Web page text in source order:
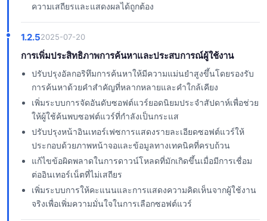
ความเสถียรและแสดงผลได้ถูกต้อง
1.2.52025-07-20
การเพิ่มประสิทธิภาพการค้นหาและประสบการณ์ผู้ใช้งาน
ปรับปรุงอัลกอริทึมการค้นหาให้มีความแม่นยำสูงขึ้นโดยรองรับ
การค้นหาด้วยคำสำคัญที่หลากหลายและคำใกล้เคียง
เพิ่มระบบการจัดอันดับซอฟต์แวร์ยอดนิยมประจำสัปดาห์เพื่อช่วย
ให้ผู้ใช้ค้นพบซอฟต์แวร์ที่กำลังเป็นกระแส
ปรับปรุงหน้าอินเทอร์เฟซการแสดงรายละเอียดซอฟต์แวร์ให้
ประกอบด้วยภาพหน้าจอและข้อมูลทางเทคนิคที่ครบถ้วน
แก้ไขข้อผิดพลาดในการดาวน์โหลดที่มักเกิดขึ้นเมื่อมีการเชื่อม
ต่ออินเทอร์เน็ตที่ไม่เสถียร
เพิ่มระบบการให้คะแนนและการแสดงความคิดเห็นจากผู้ใช้งาน
จริงเพื่อเพิ่มความมั่นใจในการเลือกซอฟต์แวร์